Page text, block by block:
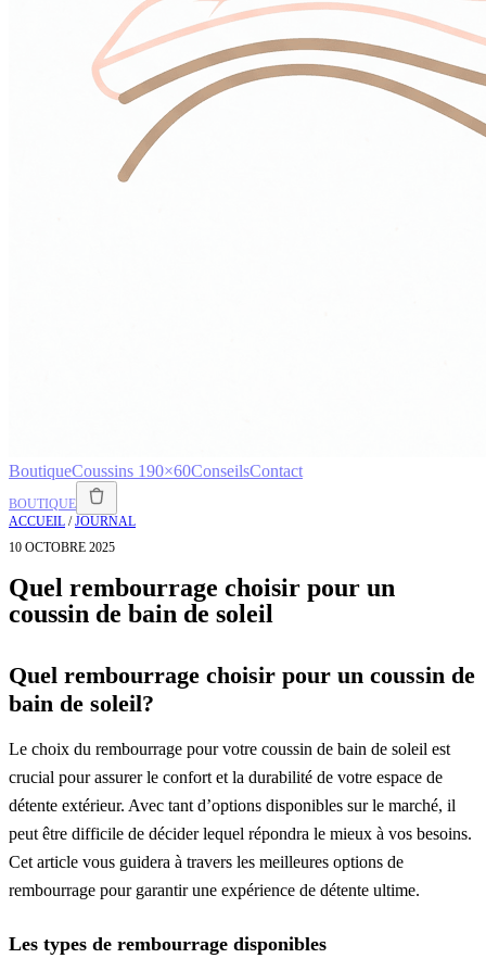
BoutiqueCoussins 190×60ConseilsContact
BOUTIQUE
ACCUEIL /JOURNAL
10 OCTOBRE 2025
Quel rembourrage choisir pour un
coussin de bain de soleil
Quel rembourrage choisir pour un coussin de
bain de soleil?
Le choix du rembourrage pour votre coussin de bain de soleil est
crucial pour assurer le confort et la durabilité de votre espace de
détente extérieur. Avec tant d’options disponibles sur le marché, il
peut être difficile de décider lequel répondra le mieux à vos besoins.
Cet article vous guidera à travers les meilleures options de
rembourrage pour garantir une expérience de détente ultime.
Les types de rembourrage disponibles